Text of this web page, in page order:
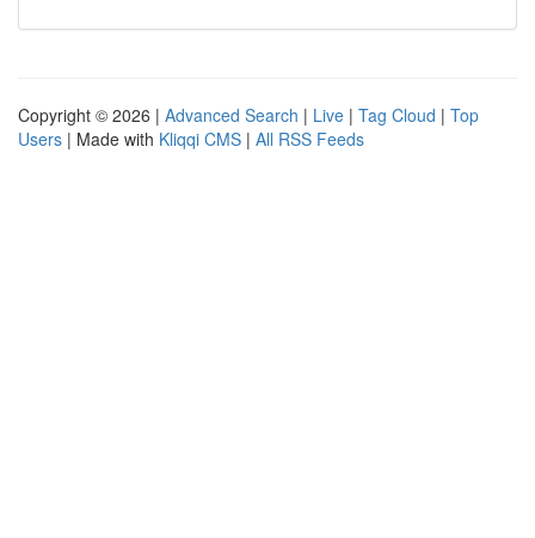
Copyright © 2026 | Advanced Search | Live | Tag Cloud | Top
Users | Made with Kliqqi CMS | All RSS Feeds